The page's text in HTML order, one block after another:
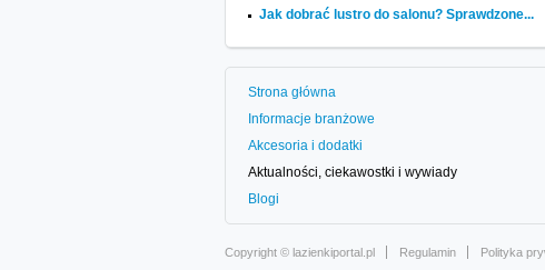
Jak dobrać lustro do salonu? Sprawdzone...
Strona główna
Informacje branżowe
Akcesoria i dodatki
Aktualności, ciekawostki i wywiady
Blogi
Copyright © lazienkiportal.pl Regulamin Polityka